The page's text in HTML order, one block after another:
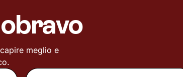
meglio e